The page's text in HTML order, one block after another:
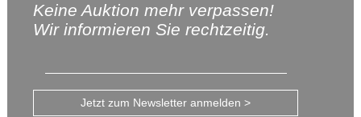
Keine Auktion mehr verpassen!
Wir informieren Sie rechtzeitig.
Jetzt zum Newsletter anmelden >